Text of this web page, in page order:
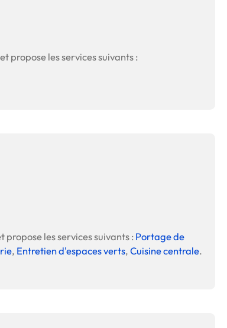
propose les services suivants :
propose les services suivants : Portage de
, Entretien d'espaces verts,Cuisine centrale.